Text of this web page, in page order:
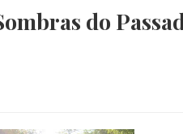
do